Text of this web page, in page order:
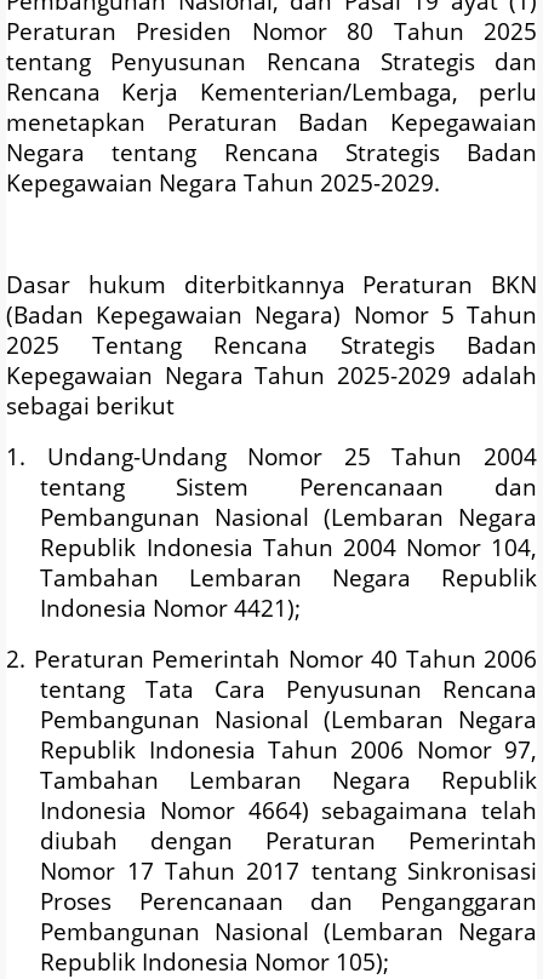
Peraturan Presiden Nomor 80 Tahun 2025
tentang Penyusunan Rencana Strategis dan
Rencana Kerja Kementerian/Lembaga, perlu
menetapkan Peraturan Badan Kepegawaian
Negara tentang Rencana Strategis Badan
Kepegawaian Negara Tahun 2025-2029.
Dasar hukum diterbitkannya Peraturan BKN
(Badan Kepegawaian Negara) Nomor 5 Tahun
2025 Tentang Rencana Strategis Badan
Kepegawaian Negara Tahun 2025-2029 adalah
sebagai berikut
1. Undang-Undang Nomor 25 Tahun 2004
tentang Sistem Perencanaan dan
Pembangunan Nasional (Lembaran Negara
Republik Indonesia Tahun 2004 Nomor 104,
Tambahan Lembaran Negara Republik
Indonesia Nomor 4421);
2. Peraturan Pemerintah Nomor 40 Tahun 2006
tentang Tata Cara Penyusunan Rencana
Pembangunan Nasional (Lembaran Negara
Republik Indonesia Tahun 2006 Nomor 97,
Tambahan Lembaran Negara Republik
Indonesia Nomor 4664) sebagaimana telah
diubah dengan Peraturan Pemerintah
Nomor 17 Tahun 2017 tentang Sinkronisasi
Proses Perencanaan dan Penganggaran
Pembangunan Nasional (Lembaran Negara
Republik Indonesia Nomor 105);